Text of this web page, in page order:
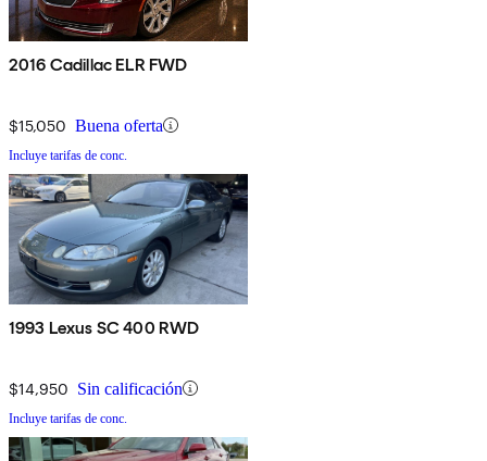
2016 Cadillac ELR FWD
$15,050 Buena oferta
Incluye tarifas de conc.
1993 Lexus SC 400 RWD
$14,950 Sin calificación
Incluye tarifas de conc.